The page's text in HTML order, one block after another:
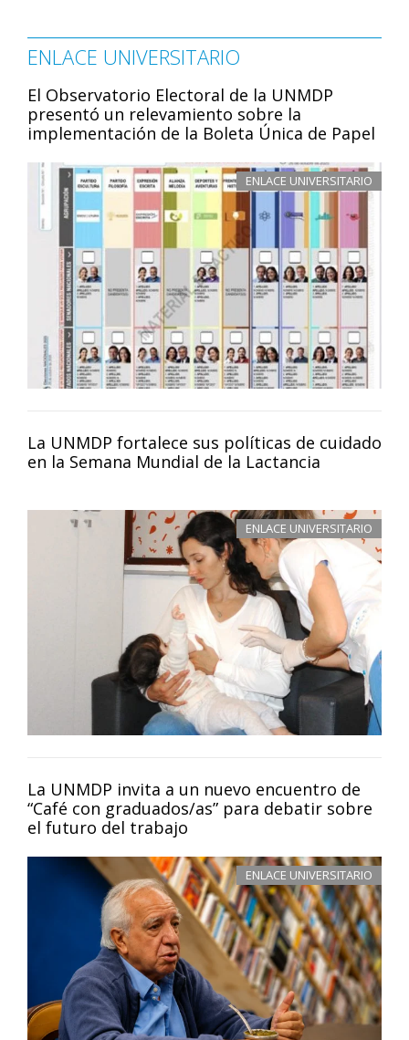
ENLACE UNIVERSITARIO
El Observatorio Electoral de la UNMDP
presentó un relevamiento sobre la
implementación de la Boleta Única de Papel
ENLACE UNIVERSITARIO
La UNMDP fortalece sus políticas de cuidado
en la Semana Mundial de la Lactancia
ENLACE UNIVERSITARIO
La UNMDP invita a un nuevo encuentro de
“Café con graduados/as” para debatir sobre
el futuro del trabajo
ENLACE UNIVERSITARIO